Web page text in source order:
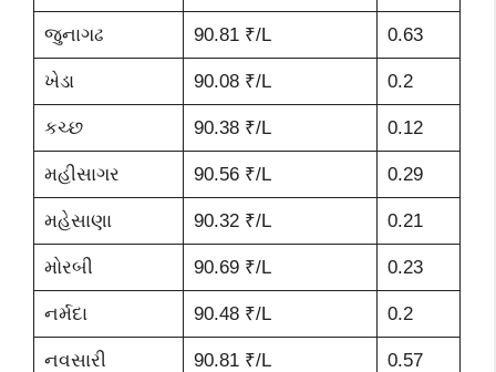
જુનાગઢ 90.81 ₹/L 0.63
ખેડા 90.08 ₹/L 0.2
કચ્છ 90.38 ₹/L 0.12
મહીસાગર 90.56 ₹/L 0.29
મહેસાણા 90.32 ₹/L 0.21
મોરબી 90.69 ₹/L 0.23
નર્મદા 90.48 ₹/L 0.2
નવસારી 90.81 ₹/L 0.57